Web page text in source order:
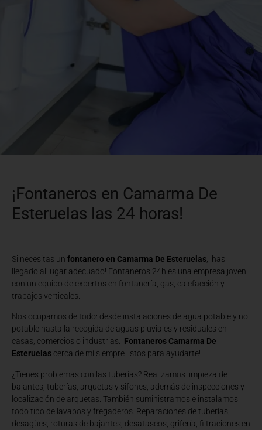
¡Fontaneros en Camarma De
Esteruelas las 24 horas!
Si necesitas un fontanero en Camarma De Esteruelas , ¡has
llegado al lugar adecuado! Fontaneros 24h es una empresa joven
con un equipo de expertos en fontanería, gas, calefacción y
trabajos verticales.
Nos ocupamos de todo: desde instalaciones de agua potable y no
potable hasta la recogida de aguas pluviales y residuales en
casas, comercios o industrias. ¡Fontaneros Camarma De
Esteruelas cerca de mí siempre listos para ayudarte!
¿Tienes problemas con las tuberías? Realizamos limpieza de
bajantes, tuberías, arquetas y sifones, además de inspecciones y
localización de arquetas. También suministramos e instalamos
todo tipo de lavabos y fregaderos. Reparaciones de tuberías,
desagües, roturas de bajantes, desatascos, grifería, filtraciones en